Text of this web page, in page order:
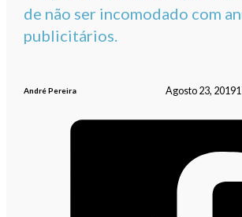
de não ser incomodado com
publicitários.
André Pereira Agosto 23, 2019